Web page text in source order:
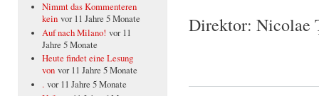
Nimmt das Kommenteren
kein vor 11 Jahre 5 Monate
Auf nach Milano! vor 11
Jahre 5 Monate
Heute findet eine Lesung
von vor 11 Jahre 5 Monate
. vor 11 Jahre 5 Monate
Direktor: Nicolae